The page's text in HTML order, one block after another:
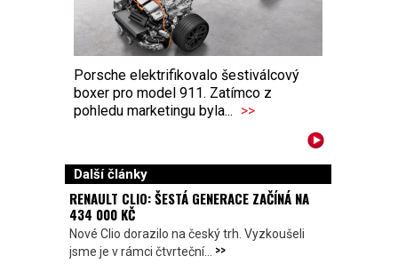
Porsche elektrifikovalo šestiválcový
boxer pro model 911. Zatímco z
pohledu marketingu byla... >>
Další články
RENAULT CLIO: ŠESTÁ GENERACE ZAČÍNÁ NA
434 000 KČ
Nové Clio dorazilo na český trh. Vyzkoušeli
jsme je v rámci čtvrteční... >>